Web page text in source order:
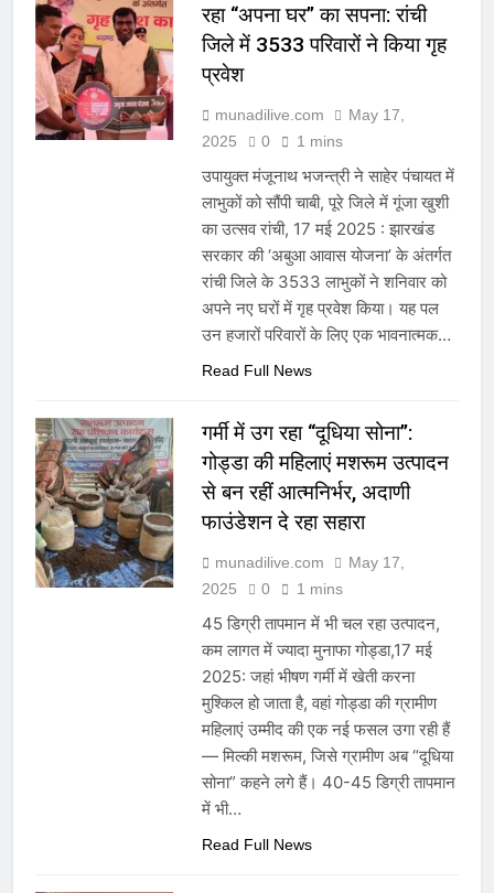
रहा “अपना घर” का सपना: रांची
जिले में 3533 परिवारों ने किया गृह
प्रवेश
munadilive.com
May 17,
2025
0 1 mins
उपायुक्त मंजूनाथ भजन्त्री ने साहेर पंचायत में
लाभुकों को सौंपी चाबी, पूरे जिले में गूंजा खुशी
का उत्सव रांची, 17 मई 2025 : झारखंड
सरकार की ‘अबुआ आवास योजना’ के अंतर्गत
रांची जिले के 3533 लाभुकों ने शनिवार को
अपने नए घरों में गृह प्रवेश किया। यह पल
उन हजारों परिवारों के लिए एक भावनात्मक…
Read Full News
गर्मी में उग रहा “दूधिया सोना”:
गोड्डा की महिलाएं मशरूम उत्पादन
से बन रहीं आत्मनिर्भर, अदाणी
फाउंडेशन दे रहा सहारा
munadilive.com
May 17,
2025
0 1 mins
45 डिग्री तापमान में भी चल रहा उत्पादन,
कम लागत में ज्यादा मुनाफा गोड्डा,17 मई
2025: जहां भीषण गर्मी में खेती करना
मुश्किल हो जाता है, वहां गोड्डा की ग्रामीण
महिलाएं उम्मीद की एक नई फसल उगा रही हैं
— मिल्की मशरूम, जिसे ग्रामीण अब “दूधिया
सोना” कहने लगे हैं। 40-45 डिग्री तापमान
में भी…
Read Full News